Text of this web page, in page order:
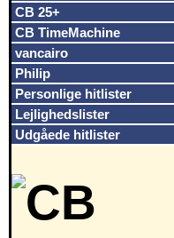
CB 25+
CB TimeMachine
vancairo
Philip
Personlige hitlister
Lejlighedslister
Udgåede hitlister